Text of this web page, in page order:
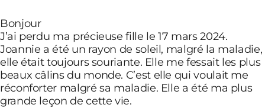
Bonjour
J’ai perdu ma précieuse fille le 17 mars 2024.
Joannie a été un rayon de soleil, malgré la maladie,
elle était toujours souriante. Elle me fessait les plus
beaux câlins du monde. C’est elle qui voulait me
réconforter malgré sa maladie. Elle a été ma plus
grande leçon de cette vie.